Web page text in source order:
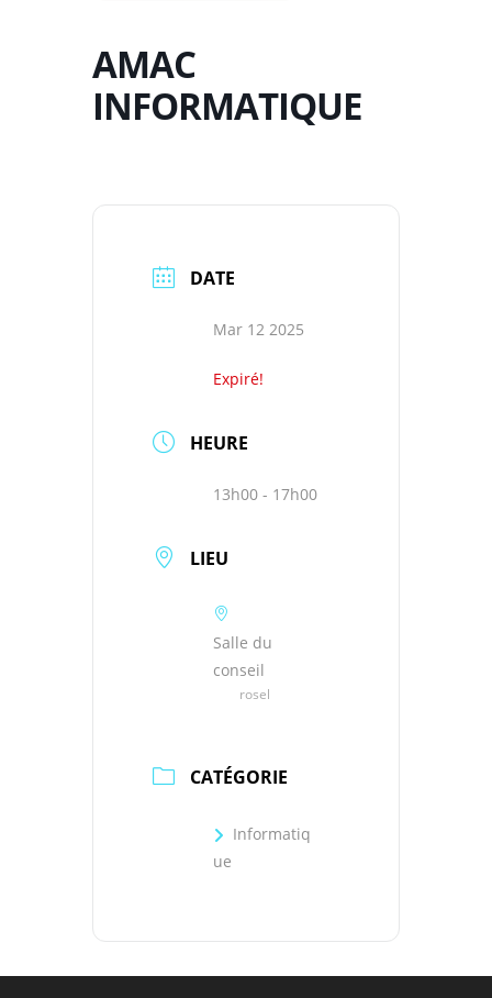
AMAC
INFORMATIQUE
DATE
Mar 12 2025
Expiré!
HEURE
13h00 - 17h00
LIEU
Salle du
conseil
rosel
CATÉGORIE
Informatiq
ue